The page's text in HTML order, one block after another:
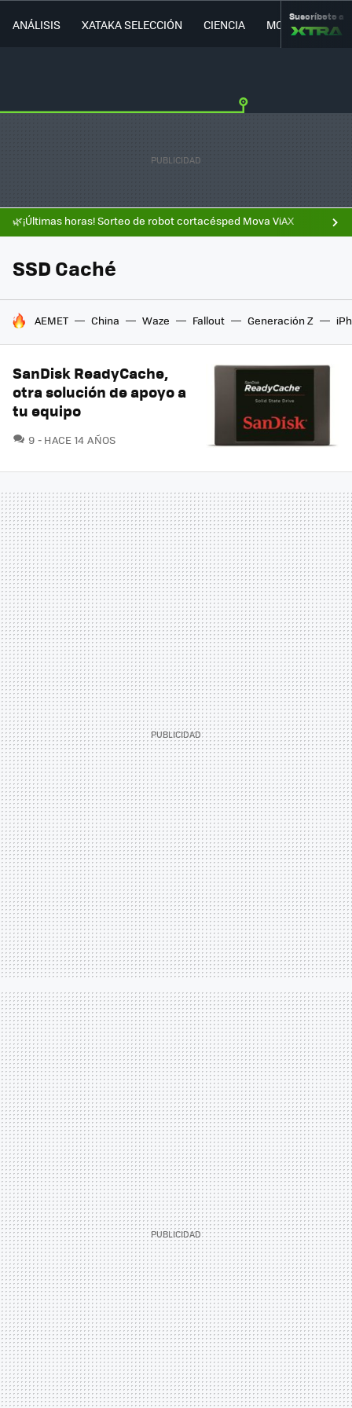
ANÁLISIS XATAKA SELECCIÓN CIENCIA MOVILIDAD
Suscríbete a
🌿¡Últimas horas! Sorteo de robot cortacésped Mova ViAX
SSD Caché
HOY SE HABLA DE
AEMET China Waze Fallout Generación Z
SanDisk ReadyCache,
otra solución de apoyo a
tu equipo
9 COMENTARIOS
HACE 14 AÑOS